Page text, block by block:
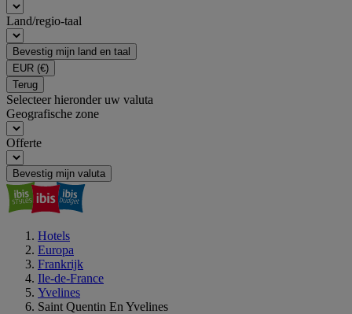
Land/regio-taal
Bevestig mijn land en taal
EUR (€)
Terug
Selecteer hieronder uw valuta
Geografische zone
Offerte
Bevestig mijn valuta
Hotels
Europa
Frankrijk
Ile-de-France
Yvelines
Saint Quentin En Yvelines